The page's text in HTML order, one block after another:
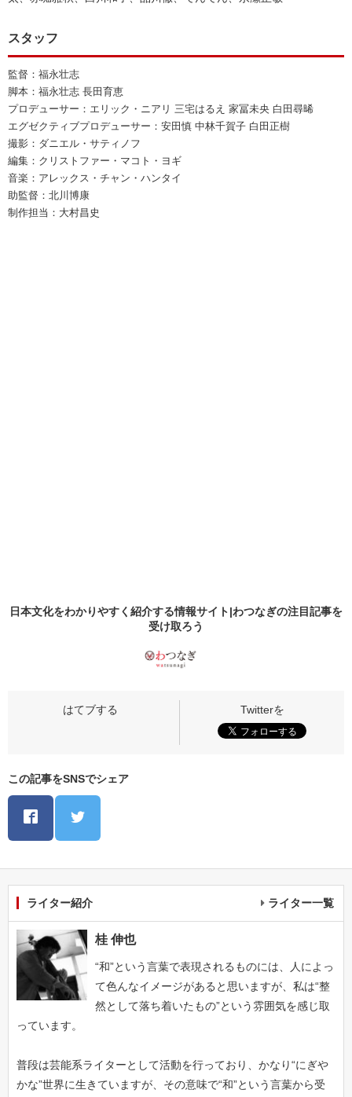
スタッフ
監督：福永壮志
脚本：福永壮志 長田育恵
プロデューサー：エリック・ニアリ 三宅はるえ 家冨未央 白田尋晞
エグゼクティブプロデューサー：安田慎 中林千賀子 白田正樹
撮影：ダニエル・サティノフ
編集：クリストファー・マコト・ヨギ
音楽：アレックス・チャン・ハンタイ
助監督：北川博康
制作担当：大村昌史
日本文化をわかりやすく紹介する情報サイト|わつなぎの注目記事を
受け取ろう
この記事をSNSでシェア
ライター紹介 ライター一覧
桂 伸也
“和”という言葉で表現されるものには、人によっ
て色んなイメージがあると思いますが、私は“整
然として落ち着いたもの”という雰囲気を感じ取
っています。
普段は芸能系ライターとして活動を行っており、かなり“にぎや
かな”世界に生きていますが、その意味で“和”という言葉から受